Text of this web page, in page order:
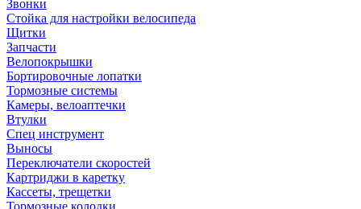
Звонки
Стойка для настройки велосипеда
Щитки
Запчасти
Велопокрышки
Бортировочные лопатки
Тормозные системы
Камеры, велоаптечки
Втулки
Спец инструмент
Выносы
Переключатели скоростей
Картриджи в каретку
Кассеты, трещетки
Тормозные колодки